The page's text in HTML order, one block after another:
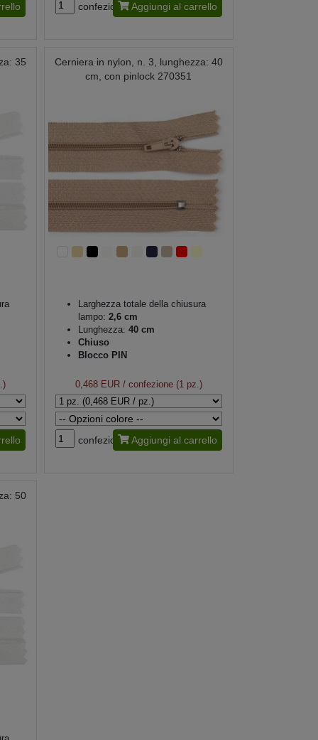
confezione Aggiungi al carrello
35
Cerniera in nylon, n. 3, lunghezza: 40
cm, con pinlock 270351
Larghezza totale della chiusura
lampo: 2,6 cm
Lunghezza: 40 cm
Chiuso
Blocco PIN
0,468 EUR/ confezione (1 pz.)
confezione Aggiungi al carrello
50